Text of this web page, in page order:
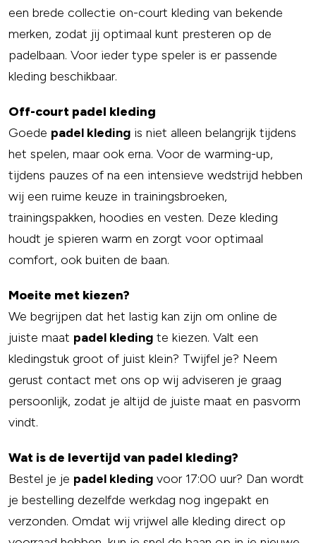
een brede collectie on-court kleding van bekende
merken, zodat jij optimaal kunt presteren op de
padelbaan. Voor ieder type speler is er passende
kleding beschikbaar.
Off-court padel kleding
Goede padel kleding is niet alleen belangrijk tijdens
het spelen, maar ook erna. Voor de warming-up,
tijdens pauzes of na een intensieve wedstrijd hebben
wij een ruime keuze in trainingsbroeken,
trainingspakken, hoodies en vesten. Deze kleding
houdt je spieren warm en zorgt voor optimaal
comfort, ook buiten de baan.
Moeite met kiezen?
We begrijpen dat het lastig kan zijn om online de
juiste maat padel kleding te kiezen. Valt een
kledingstuk groot of juist klein? Twijfel je? Neem
gerust contact met ons op wij adviseren je graag
persoonlijk, zodat je altijd de juiste maat en pasvorm
vindt.
Wat is de levertijd van padel kleding?
Bestel je je padel kleding voor 17:00 uur? Dan wordt
je bestelling dezelfde werkdag nog ingepakt en
verzonden. Omdat wij vrijwel alle kleding direct op